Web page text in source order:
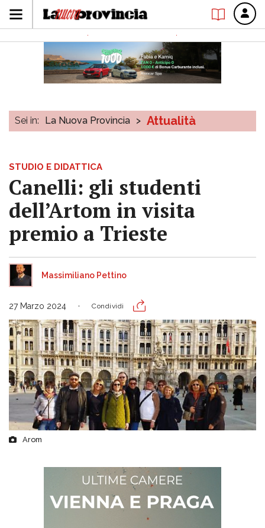
Sei in: La Nuova Provincia > Attualità
STUDIO E DIDATTICA
Canelli: gli studenti
dell’Artom in visita
premio a Trieste
Massimiliano Pettino
27 Marzo 2024 Condividi
Arom